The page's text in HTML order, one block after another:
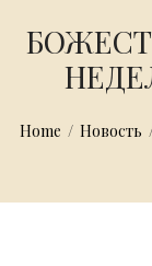
Home / Новость